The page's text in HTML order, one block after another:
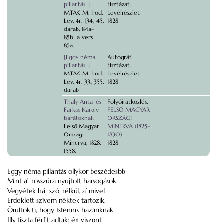
pillantás…]
MTAK M. Irod.
Lev. 4r. 134., 45.
darab, 84a–
85b., a vers:
85a.
tisztázat.
Levélrészlet.
1828
[Eggy néma
pillantás…]
MTAK M. Irod.
Lev. 4r. 33., 355.
darab
Autográf
tisztázat.
Levélrészlet.
1828
Thaly Antal és
Farkas Károly
barátoknak.
Felső Magyar
Országi
Minerva, 1828.
1558.
Folyóiratközlés.
FELSŐ MAGYAR
ORSZÁGI
MINERVA (1825–
1830)
1828
Eggy néma pillantás ollykor beszédesbb
Mint a’ hosszúra nyujtott harsogások.
Vegyétek hát szó nélkül, a’ mivel
Erdeklett szívem néktek tartozik.
Örültök tí, hogy Istenink hazánknak
Illy tiszta férfit adtak: én viszont